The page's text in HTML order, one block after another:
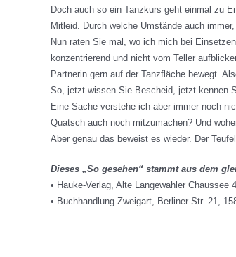
Doch auch so ein Tanzkurs geht einmal zu
Mitleid. Durch welche Umstände auch
Nun raten Sie mal, wo ich mich bei
konzentrierend und nicht vom Teller
Partnerin gern auf der Tanzfläche bewegt.
So, jetzt wissen Sie Bescheid, jetzt kennen
Eine Sache verstehe ich aber immer noch
Quatsch auch noch mitzumachen? Und
Aber genau das beweist es wieder. Der
Dieses „So gesehen“ stammt aus dem
• Hauke-Verlag, Alte Langewahler Chaussee
• Buchhandlung Zweigart, Berliner Str. 21,